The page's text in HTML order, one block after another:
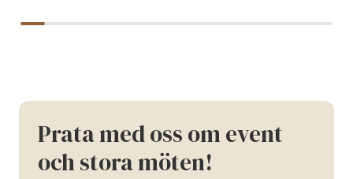
Prata med oss om event
och stora möten!